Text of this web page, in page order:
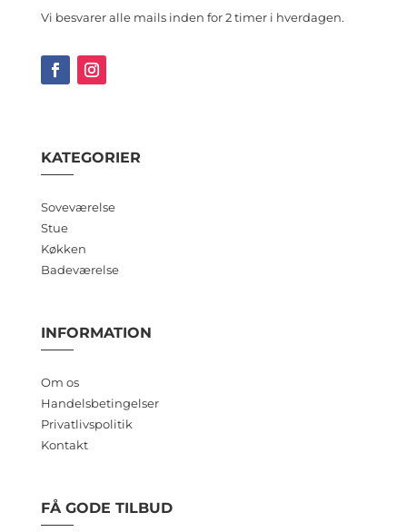
Vi besvarer alle mails inden for 2 timer i hverdagen.
KATEGORIER
Soveværelse
Stue
Køkken
Badeværelse
INFORMATION
Om os
Handelsbetingelser
Privatlivspolitik
Kontakt
FÅ GODE TILBUD